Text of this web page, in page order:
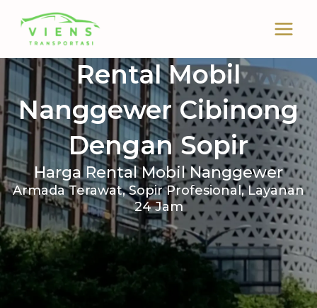
Rental Mobil
Nanggewer Cibinong
Dengan Sopir
Harga Rental Mobil Nanggewer
Armada Terawat, Sopir Profesional, Layanan
24 Jam